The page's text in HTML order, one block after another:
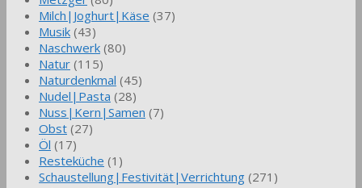
Milch|Joghurt|Käse (37)
Musik (43)
Naschwerk (80)
Natur (115)
Naturdenkmal (45)
Nudel|Pasta (28)
Nuss|Kern|Samen (7)
Obst (27)
Öl (17)
Resteküche (1)
Schaustellung|Festivität|Verrichtung (271)